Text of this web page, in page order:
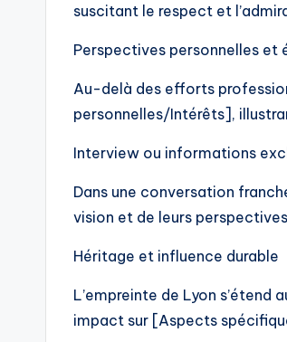
suscitant le respect et
Perspectives personnelles et
Au-delà des efforts
personnelles/Intérêts],
Interview ou informations
Dans une conversation
vision et de leurs
Héritage et influence durable
L’empreinte de Lyon
impact sur [Aspects